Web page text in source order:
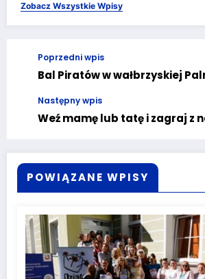
Zobacz Wszystkie Wpisy
Poprzedni wpis
Bal Piratów w wałbrzyskiej
Następny wpis
Weź mamę lub tatę i zagraj z
POWIĄZANE WPISY